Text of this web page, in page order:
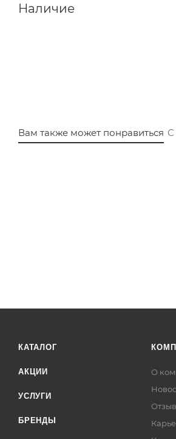
Наличие
Вам также может понравиться С
КАТАЛОГ
АКЦИИ
УСЛУГИ
БРЕНДЫ
О